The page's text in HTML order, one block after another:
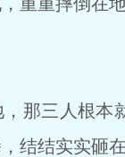
那三人根本
结结实实砸